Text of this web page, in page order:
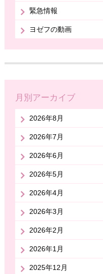
緊急情報
ヨゼフの動画
月別アーカイブ
2026年8月
2026年7月
2026年6月
2026年5月
2026年4月
2026年3月
2026年2月
2026年1月
2025年12月